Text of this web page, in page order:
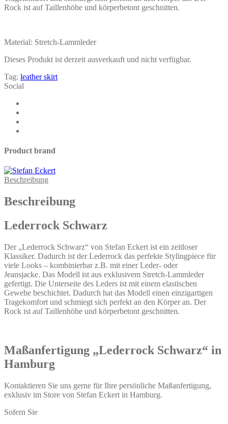
Rock ist auf Taillenhöhe und körperbetont geschnitten.
Material: Stretch-Lammleder
Dieses Produkt ist derzeit ausverkauft und nicht verfügbar.
Tag: leather skirt
Social
Product brand
Beschreibung
Beschreibung
Lederrock Schwarz
Der „Lederrock Schwarz“ von Stefan Eckert ist ein zeitloser
Klassiker. Dadurch ist der Lederrock das perfekte Stylingpiece für
viele Looks – kombinierbar z.B. mit einer Leder- oder
Jeansjacke. Das Modell ist aus exklusivem Stretch-Lammleder
gefertigt. Die Unterseite des Leders ist mit einem elastischen
Gewebe beschichtet. Dadurch hat das Modell einen einzigartigen
Tragekomfort und schmiegt sich perfekt an den Körper an. Der
Rock ist auf Taillenhöhe und körperbetont geschnitten.
Maßanfertigung „Lederrock Schwarz“ in
Hamburg
Kontaktieren Sie uns gerne für Ihre persönliche Maßanfertigung,
exklusiv im Store von Stefan Eckert in Hamburg.
Sofern Sie